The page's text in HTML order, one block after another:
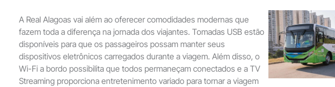
A Real Alagoas vai além ao oferecer comodidades modernas que
fazem toda a diferença na jornada dos viajantes. Tomadas USB estão
disponíveis para que os passageiros possam manter seus
dispositivos eletrônicos carregados durante a viagem. Além disso, o
Wi-Fi a bordo possibilita que todos permaneçam conectados e a TV
Streaming proporciona entretenimento variado para tornar a viagem